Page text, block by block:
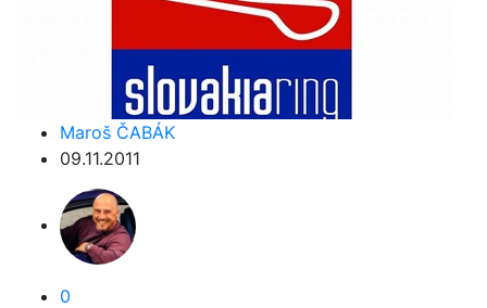
Maroš ČABÁK
09.11.2011
0